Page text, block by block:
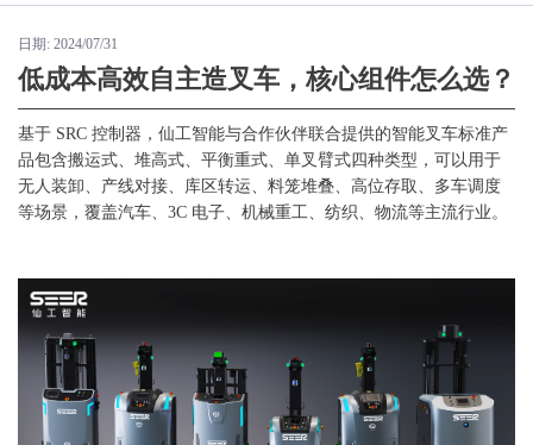
日期: 2024/07/31
低成本高效自主造叉车，核心组件怎么选？
基于 SRC 控制器，仙工智能与合作伙伴联合提供的智能叉车标准产
品包含搬运式、堆高式、平衡重式、单叉臂式四种类型，可以用于
无人装卸、产线对接、库区转运、料笼堆叠、高位存取、多车调度
等场景，覆盖汽车、3C 电子、机械重工、纺织、物流等主流行业。